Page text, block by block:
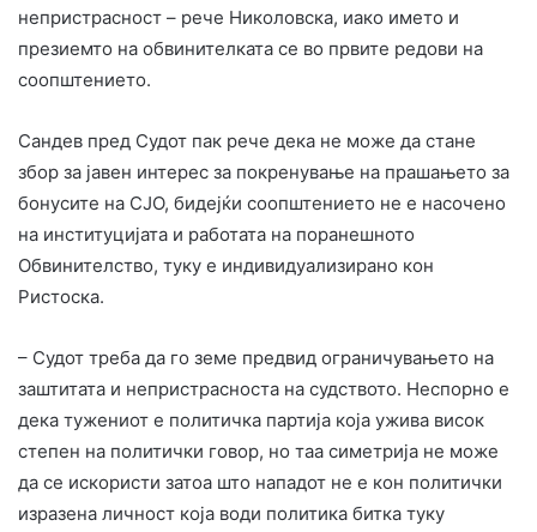
непристрасност – рече Николовска, иако името и
презиемто на обвинителката се во првите редови на
соопштението.
Сандев пред Судот пак рече дека не може да стане
збор за јавен интерес за покренување на прашањето за
бонусите на СЈО, бидејќи соопштението не е насочено
на институцијата и работата на поранешното
Обвинителство, туку е индивидуализирано кон
Ристоска.
– Судот треба да го земе предвид ограничувањето на
заштитата и непристрасноста на судството. Неспорно е
дека тужениот е политичка партија која ужива висок
степен на политички говор, но таа симетрија не може
да се искористи затоа што нападот не е кон политички
изразена личност која води политика битка туку